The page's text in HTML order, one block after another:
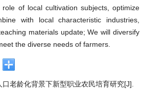
of local cultivation subjects, optimize
with local characteristic industries,
materials update; We will diversify
the diverse needs of farmers.
老龄化背景下新型职业农民培育研究[J].